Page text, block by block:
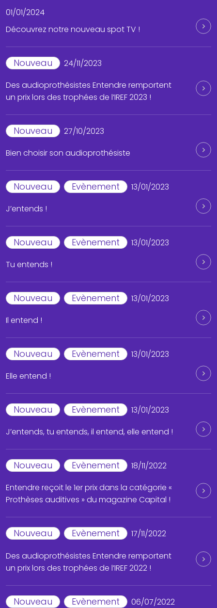
01/01/2024
Découvrez notre nouveau spot TV !
Nouveau
24/11/2023
Des audioprothésistes Entendre remportent
un prix lors des trophées de l’IREF 2023 !
Nouveau
27/10/2023
Bien choisir son audioprothésiste
Nouveau Evènement
13/01/2023
J’entends !
Nouveau Evènement
13/01/2023
Tu entends !
Nouveau Evènement
13/01/2023
Il entend !
Nouveau Evènement
13/01/2023
Elle entend !
Nouveau Evènement
13/01/2023
J’entends, tu entends, il entend, elle entend !
Nouveau Evènement
18/11/2022
Entendre reçoit le 1er prix dans la catégorie «
Prothèses auditives » du magazine Capital !
Nouveau Evènement
17/11/2022
Des audioprothésistes Entendre remportent
un prix lors des trophées de l’IREF 2022 !
Nouveau Evènement
06/07/2022